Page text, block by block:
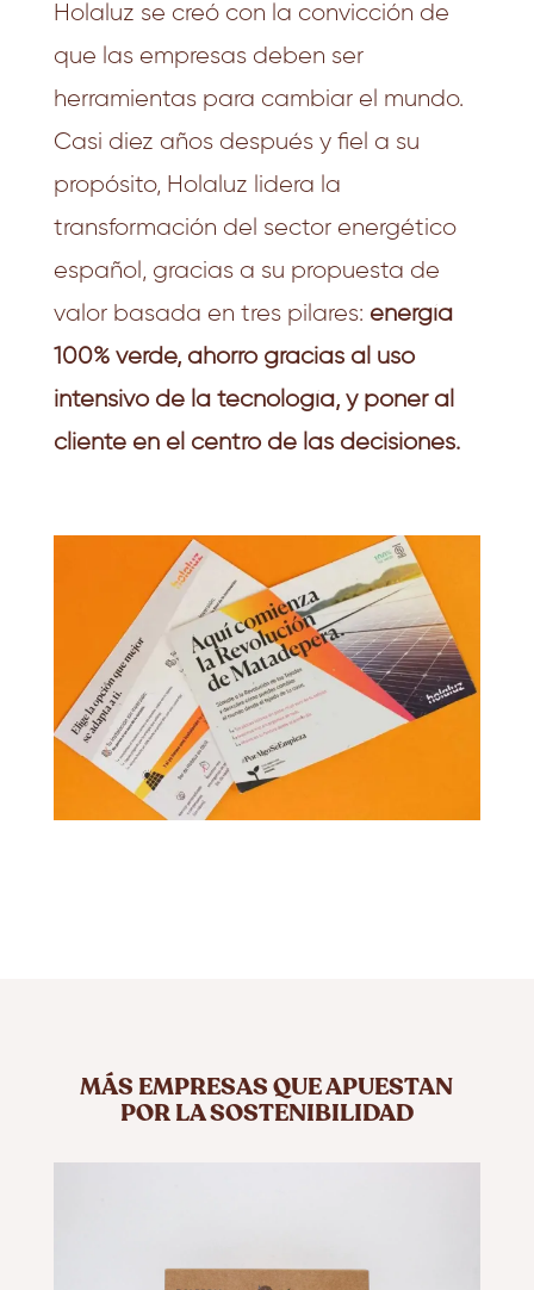
Holaluz se creó con la convicción de
que las empresas deben ser
herramientas para cambiar el mundo.
Casi diez años después y fiel a su
propósito, Holaluz lidera la
transformación del sector energético
español, gracias a su propuesta de
valor basada en tres pilares: energía
100% verde, ahorro gracias al uso
intensivo de la tecnología, y poner al
cliente en el centro de las decisiones.
MÁS EMPRESAS QUE APUESTAN
POR LA SOSTENIBILIDAD